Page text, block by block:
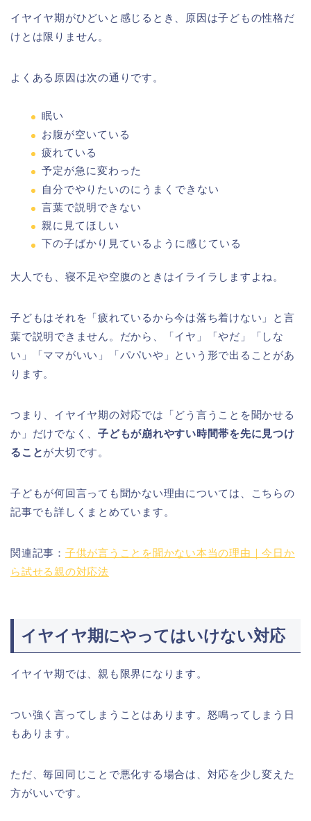
イヤイヤ期がひどいと感じるとき、原因は子どもの性格だ
けとは限りません。
よくある原因は次の通りです。
眠い
お腹が空いている
疲れている
予定が急に変わった
自分でやりたいのにうまくできない
言葉で説明できない
親に見てほしい
下の子ばかり見ているように感じている
大人でも、寝不足や空腹のときはイライラしますよね。
子どもはそれを「疲れているから今は落ち着けない」と言
葉で説明できません。だから、「イヤ」「やだ」「しな
い」「ママがいい」「パパいや」という形で出ることがあ
ります。
つまり、イヤイヤ期の対応では「どう言うことを聞かせる
か」だけでなく、子どもが崩れやすい時間帯を先に見つけ
ることが大切です。
子どもが何回言っても聞かない理由については、こちらの
記事でも詳しくまとめています。
関連記事： 子供が言うことを聞かない本当の理由｜今日か
ら試せる親の対応法
イヤイヤ期にやってはいけない対応
イヤイヤ期では、親も限界になります。
つい強く言ってしまうことはあります。怒鳴ってしまう日
もあります。
ただ、毎回同じことで悪化する場合は、対応を少し変えた
方がいいです。